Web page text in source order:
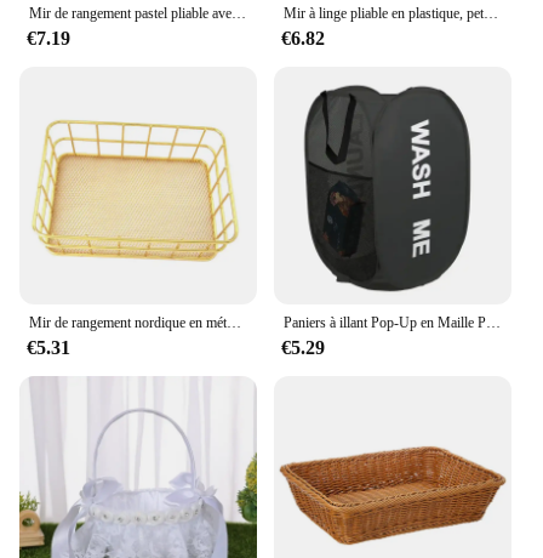
Mir de rangement pastel pliable avec poignée, grande boîte de rangement pliable, cuisine, salon, organisation de bureau, 1 pièce
€7.19
Mir à linge pliable en plastique, petit panier à linge pliable avec Foy, panier à linge pliable pour vêtements, gain de place
€6.82
€5.31
Paniers à illant Pop-Up en Maille Pliable et Respirant, Accessoire de la raq de la Salle de Buanderie, mir de Rangement pour Gain de Place, Articles de Produits
€5.29